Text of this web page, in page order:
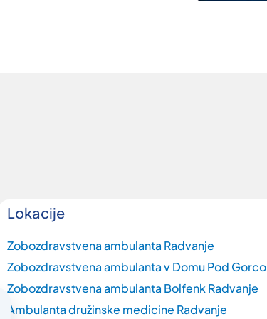
Lokacije
Zobozdravstvena ambulanta Radvanje
Zobozdravstvena ambulanta v Domu Pod Gorco
Zobozdravstvena ambulanta Bolfenk Radvanje
Ambulanta družinske medicine Radvanje